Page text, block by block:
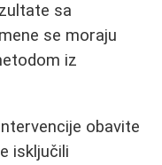
sa
se moraju
iz
obavite
isključili